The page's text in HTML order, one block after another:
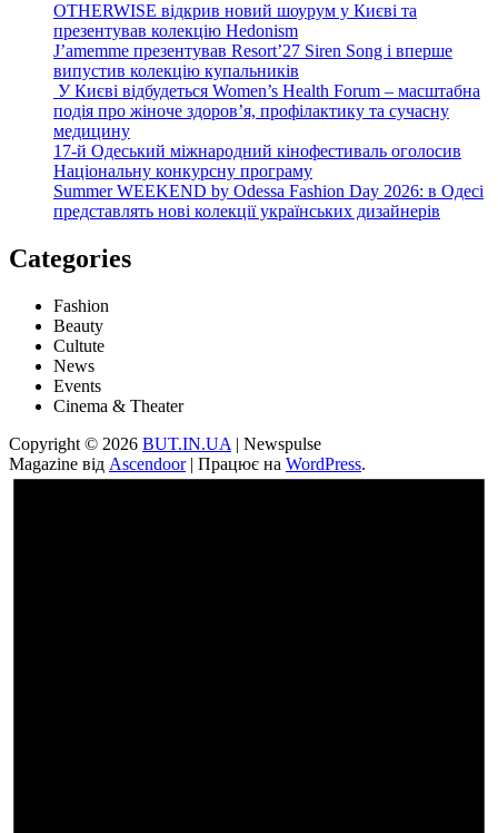
OTHERWISE відкрив новий шоурум у Києві та
презентував колекцію Hedonism
J’amemme презентував Resort’27 Siren Song і вперше
випустив колекцію купальників
У Києві відбудеться Women’s Health Forum – масштабна
подія про жіноче здоров’я, профілактику та сучасну
медицину
17-й Одеський міжнародний кінофестиваль оголосив
Національну конкурсну програму
Summer WEEKEND by Odessa Fashion Day 2026: в Одесі
представлять нові колекції українських дизайнерів
Categories
Fashion
Beauty
Cultute
News
Events
Cinema & Theater
Copyright © 2026 BUT.IN.UA | Newspulse
Magazine від Ascendoor| Працює на WordPress.